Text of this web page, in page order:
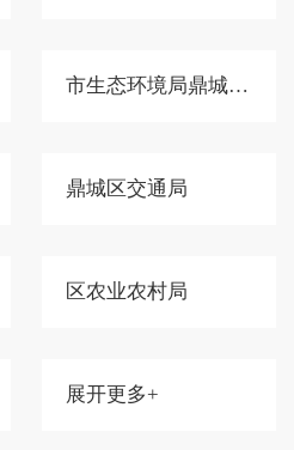
市生态环境局鼎城分局
鼎城区交通局
区农业农村局
展开更多+